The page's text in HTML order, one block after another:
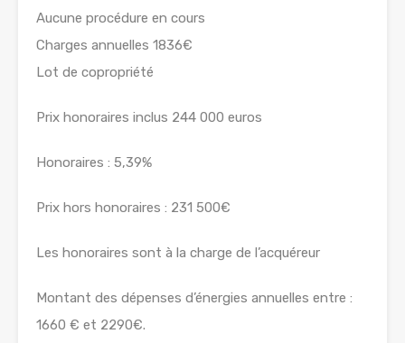
Aucune procédure en cours
Charges annuelles 1836€
Lot de copropriété
Prix honoraires inclus 244 000 euros
Honoraires : 5,39%
Prix hors honoraires : 231 500€
Les honoraires sont à la charge de l’acquéreur
Montant des dépenses d’énergies annuelles entre :
1660 € et 2290€.